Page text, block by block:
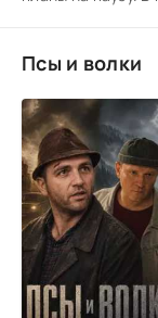
Псы и волки